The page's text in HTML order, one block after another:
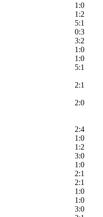
1:0
1:2
5:1
0:3
3:2
1:0
1:0
5:1
2:1
2:0
2:4
1:0
1:2
3:0
1:0
2:1
2:1
1:0
1:0
3:0